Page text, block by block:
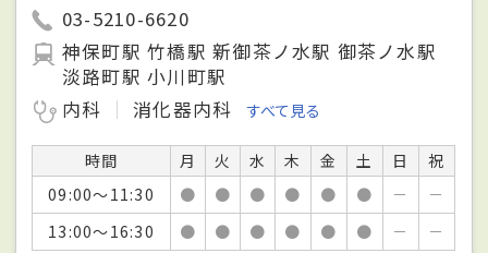
03-5210-6620
神保町駅 竹橋駅 新御茶ノ水駅 御茶ノ水駅
淡路町駅 小川町駅
内科
消化器内科 すべて見る
時間 月 火 水 木 金 土 日
祝
09:00～11:30
● ● ● ● ● ● －
－
13:00～16:30
● ● ● ● ● ● －
－